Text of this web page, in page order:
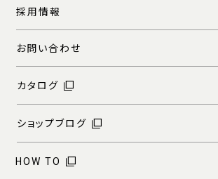
採用情報
お問い合わせ
カタログ
ショップブログ
HOW TO